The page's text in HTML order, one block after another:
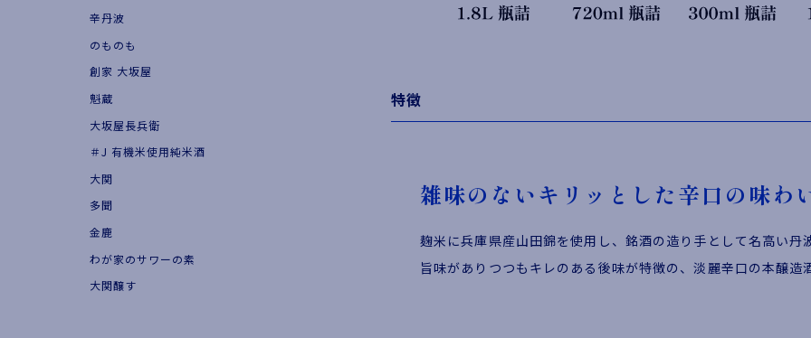
辛丹波
のものも
創家 大坂屋
魁蔵
大坂屋長兵衛
＃J 有機米使用純米酒
大関
多聞
金鹿
わが家のサワーの素
大関醸す
特徴
雑味のないキリッとした辛口の味わ
麹米に兵庫県産山田錦を使用し、銘酒の造り手として名高い
旨味がありつつもキレのある後味が特徴の、淡麗辛口の本醸造